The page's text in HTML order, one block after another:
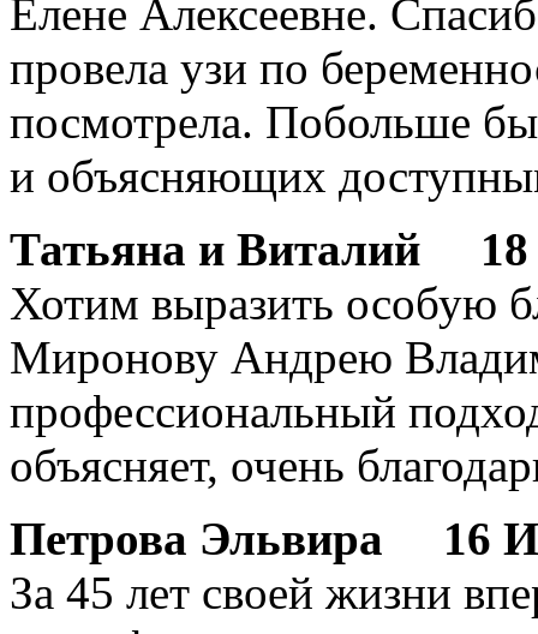
Елене Алексеевне.
провела узи по
посмотрела. Побольше
и объясняющих
Татьяна и Виталий
18
Хотим выразить особую
Миронову Андрею
профессиональный
объясняет, очень
Петрова Эльвира
16
За 45 лет своей жизни